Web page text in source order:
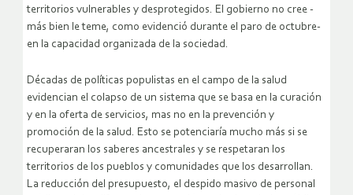
territorios vulnerables y desprotegidos. El gobierno no cree -
más bien le teme, como evidenció durante el paro de octubre-
en la capacidad organizada de la sociedad.
Décadas de políticas populistas en el campo de la salud
evidencian el colapso de un sistema que se basa en la curación
y en la oferta de servicios, mas no en la prevención y
promoción de la salud. Esto se potenciaría mucho más si se
recuperaran los saberes ancestrales y se respetaran los
territorios de los pueblos y comunidades que los desarrollan.
La reducción del presupuesto, el despido masivo de personal